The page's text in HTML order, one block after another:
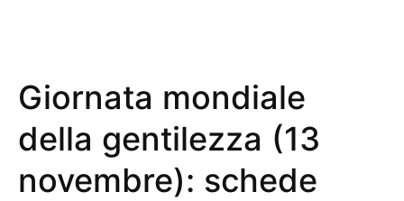
Giornata mondiale
della gentilezza (13
novembre): schede